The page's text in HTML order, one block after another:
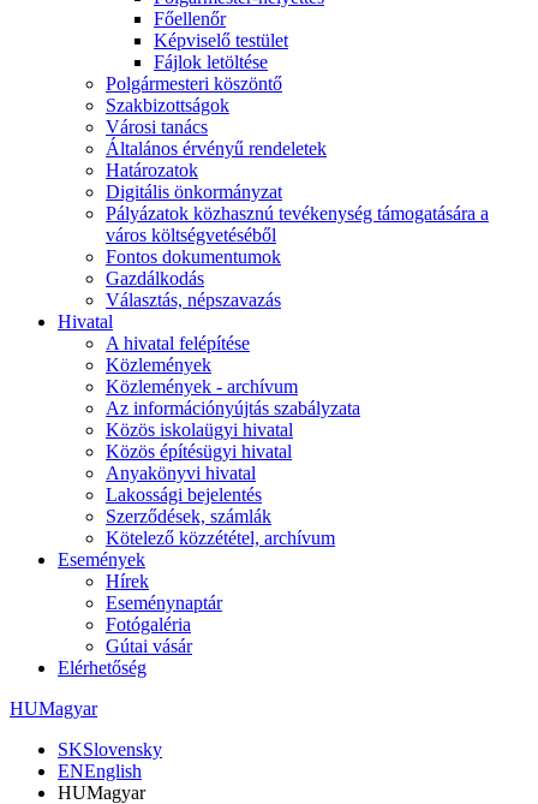
Főellenőr
Képviselő testület
Fájlok letöltése
Polgármesteri köszöntő
Szakbizottságok
Városi tanács
Általános érvényű rendeletek
Határozatok
Digitális önkormányzat
Pályázatok közhasznú tevékenység támogatására a
város költségvetéséből
Fontos dokumentumok
Gazdálkodás
Választás, népszavazás
Hivatal
A hivatal felépítése
Közlemények
Közlemények - archívum
Az információnyújtás szabályzata
Közös iskolaügyi hivatal
Közös építésügyi hivatal
Anyakönyvi hivatal
Lakossági bejelentés
Szerződések, számlák
Kötelező közzététel, archívum
Események
Hírek
Eseménynaptár
Fotógaléria
Gútai vásár
Elérhetőség
HUMagyar
SKSlovensky
ENEnglish
HUMagyar